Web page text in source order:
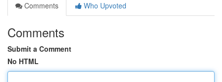
Comments
Who Upvoted
Comments
Submit a Comment
No HTML